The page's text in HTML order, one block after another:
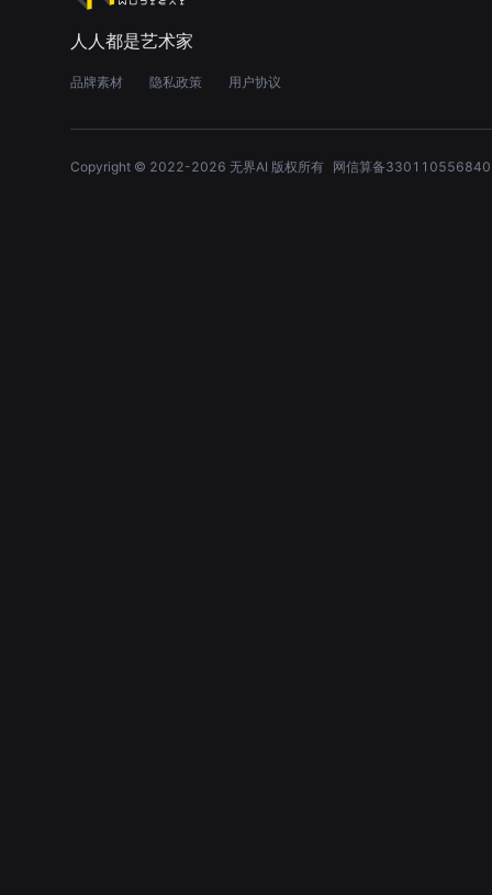
人人都是艺术家
品牌素材 隐私政策 用户协议
Copyright © 2022-2026 无界AI 版权所有 网信算备